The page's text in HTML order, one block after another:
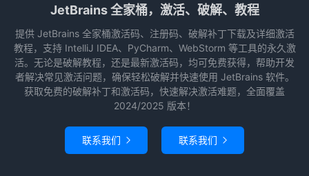
JetBrains 全家桶，激活、破解、教程
提供 JetBrains 全家桶激活码、注册码、破解补丁下载及详细激活
教程，支持 IntelliJ IDEA、PyCharm、WebStorm 等工具的永久激
活。无论是破解教程，还是最新激活码，均可免费获得，帮助开发
者解决常见激活问题，确保轻松破解并快速使用 JetBrains 软件。
获取免费的破解补丁和激活码，快速解决激活难题，全面覆盖
2024/2025 版本！
联系我们  联系我们 